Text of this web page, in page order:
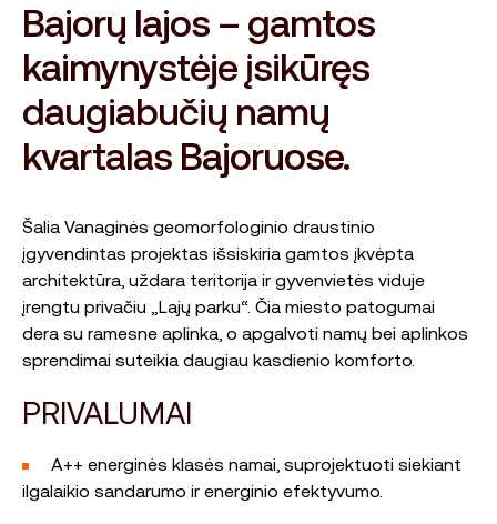
Bajorų lajos – gamtos
kaimynystėje įsikūręs
daugiabučių namų
kvartalas Bajoruose.
Šalia Vanaginės geomorfologinio draustinio
įgyvendintas projektas išsiskiria gamtos įkvėpta
architektūra, uždara teritorija ir gyvenvietės viduje
įrengtu privačiu „Lajų parku“. Čia miesto patogumai
dera su ramesne aplinka, o apgalvoti namų bei aplinkos
sprendimai suteikia daugiau kasdienio komforto.
PRIVALUMAI
A++ energinės klasės namai, suprojektuoti siekiant
ilgalaikio sandarumo ir energinio efektyvumo.